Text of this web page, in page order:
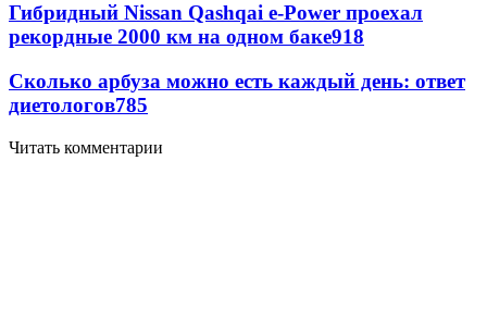
Гибридный Nissan Qashqai e-Power проехал
рекордные 2000 км на одном баке918
Сколько арбуза можно есть каждый день: ответ
диетологов785
Читать комментарии